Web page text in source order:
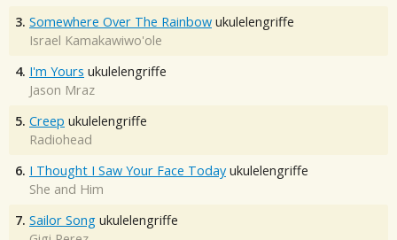
3. Somewhere Over The Rainbow ukulelengriffe
Israel Kamakawiwo'ole
4. I'm Yours ukulelengriffe
Jason Mraz
5. Creep ukulelengriffe
Radiohead
6. I Thought I Saw Your Face Today ukulelengriffe
She and Him
7. Sailor Song ukulelengriffe